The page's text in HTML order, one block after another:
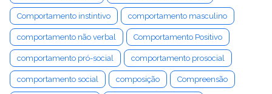
Comportamento instintivo comportamento masculino
comportamento não verbal Comportamento Positivo
comportamento pró-social comportamento prosocial
comportamento social composição Compreensão